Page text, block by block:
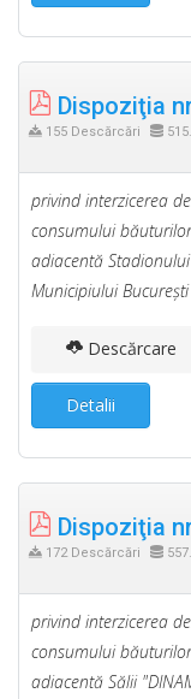
Dispoziţia
155 Descărcări
privind interzicerea
consumului
adiacentă
Municipiului Bucureşti
Descărcare
Detalii
Dispoziţia
172 Descărcări
privind interzicerea
consumului
adiacentă Sălii